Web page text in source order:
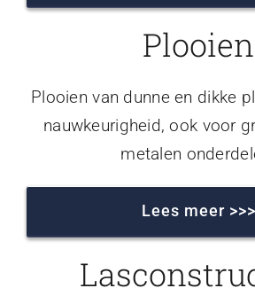
Plooien
Plooien van dunne en dikke
nauwkeurigheid, ook voor
metalen
Lees meer >>>